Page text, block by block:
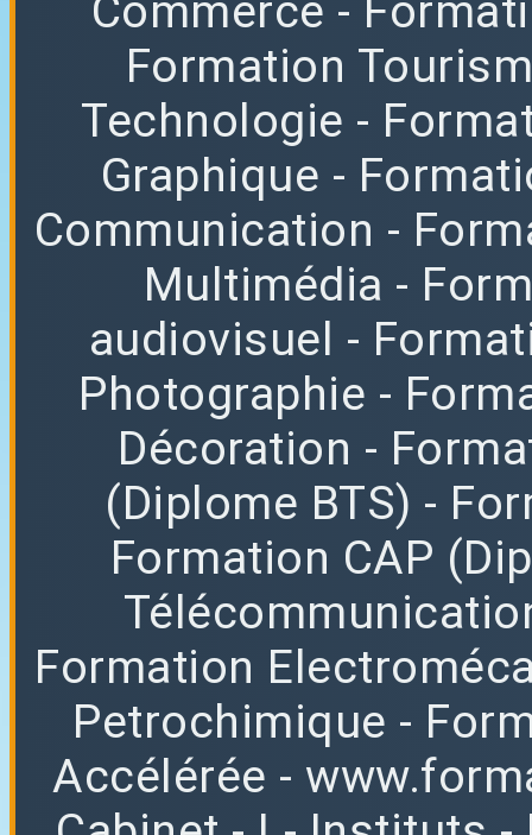
Commerce -
Formation
Technologie -
Graphique -
Communication -
Multimédia -
audiovisuel -
Photographie -
Décoration -
(Diplome BTS) -
Formation CAP
Formation
Petrochimique -
Accélérée -